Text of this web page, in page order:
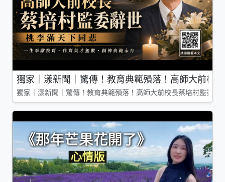
獨家｜漾新聞｜驚傳！教育典範殞落！高師大前校
獨家｜漾新聞｜驚傳！教育典範殞落！高師大前校長蔡培村監委